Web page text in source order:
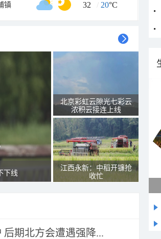
镇 32 / 20°C
下线
北京彩虹云隙光七彩云
浓积云接连上线
江西永新：中稻开镰抢
收忙
后期北方会遭遇强降...